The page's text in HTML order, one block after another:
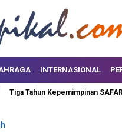
INTERNASIONAL
Tahun Kepemimpinan SAFARI,